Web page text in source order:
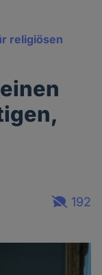
religiösen
192